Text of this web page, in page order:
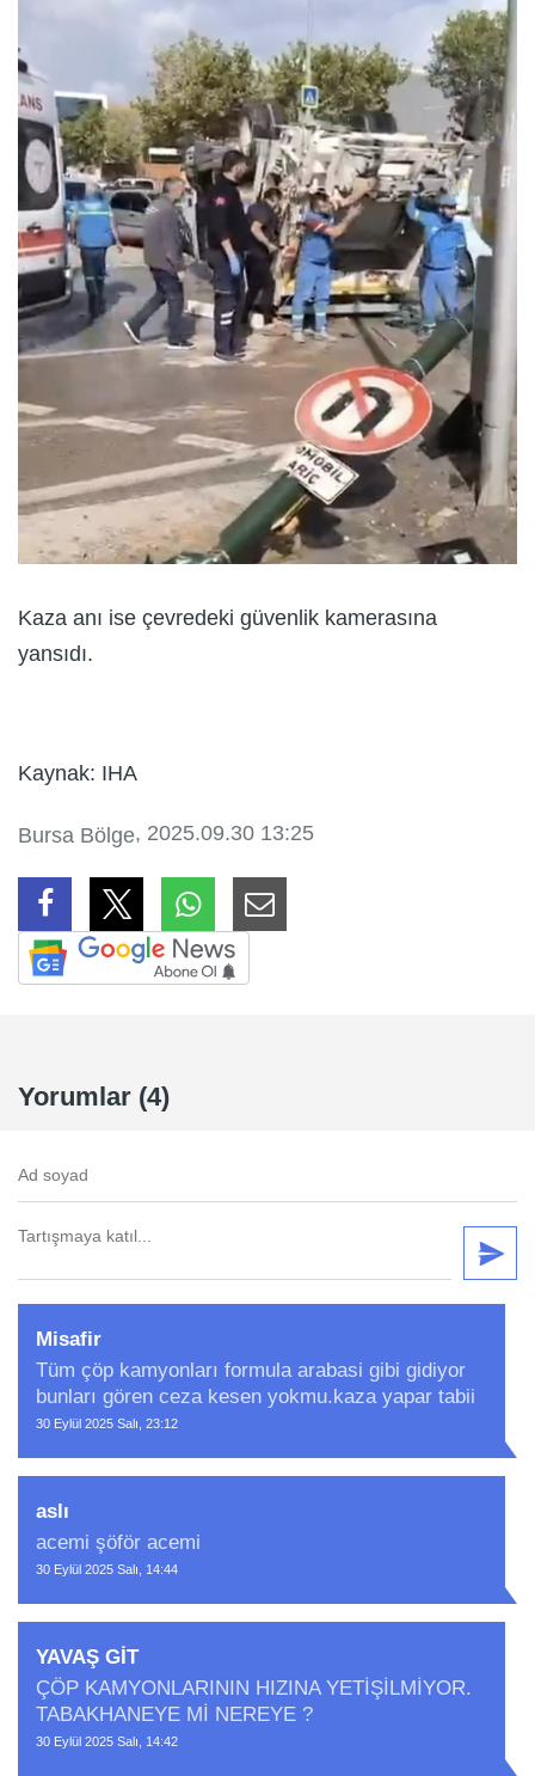
Kaza anı ise çevredeki güvenlik kamerasına
yansıdı.
Kaynak: IHA
Bursa Bölge, 2025.09.30 13:25
Yorumlar (4)
Misafir
Tüm çöp kamyonları formula arabasi gibi gidiyor
bunları gören ceza kesen yokmu.kaza yapar tabii
30 Eylül 2025 Salı, 23:12
aslı
acemi şöför acemi
30 Eylül 2025 Salı, 14:44
YAVAŞ GİT
ÇÖP KAMYONLARININ HIZINA YETİŞİLMİYOR.
TABAKHANEYE Mİ NEREYE ?
30 Eylül 2025 Salı, 14:42